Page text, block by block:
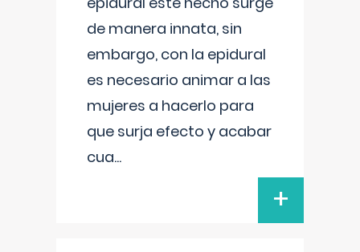
de manera innata, sin
embargo, con la epidural
es necesario animar a las
mujeres a hacerlo para
que surja efecto y acabar
cua...
+